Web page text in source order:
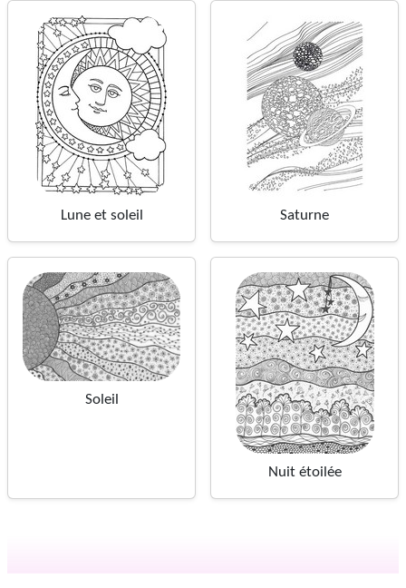
Lune et soleil Saturne
Soleil
Nuit étoilée